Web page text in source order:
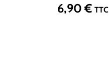
Prix régulier :
6,90 € TTC